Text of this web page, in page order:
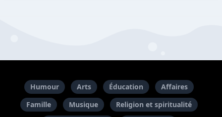
Humour Arts Éducation
Affaires
Famille
Musique
Religion et spiritualité